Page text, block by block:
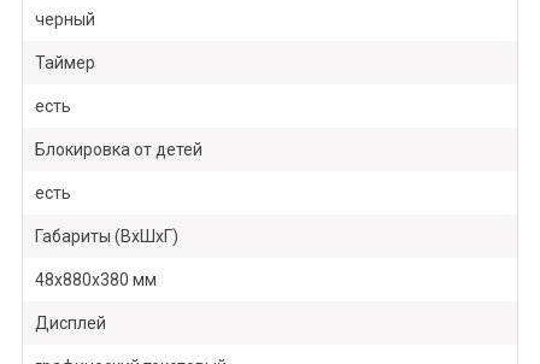
черный
Таймер
есть
Блокировка от детей
есть
Габариты (ВхШхГ)
48х880х380 мм
Дисплей